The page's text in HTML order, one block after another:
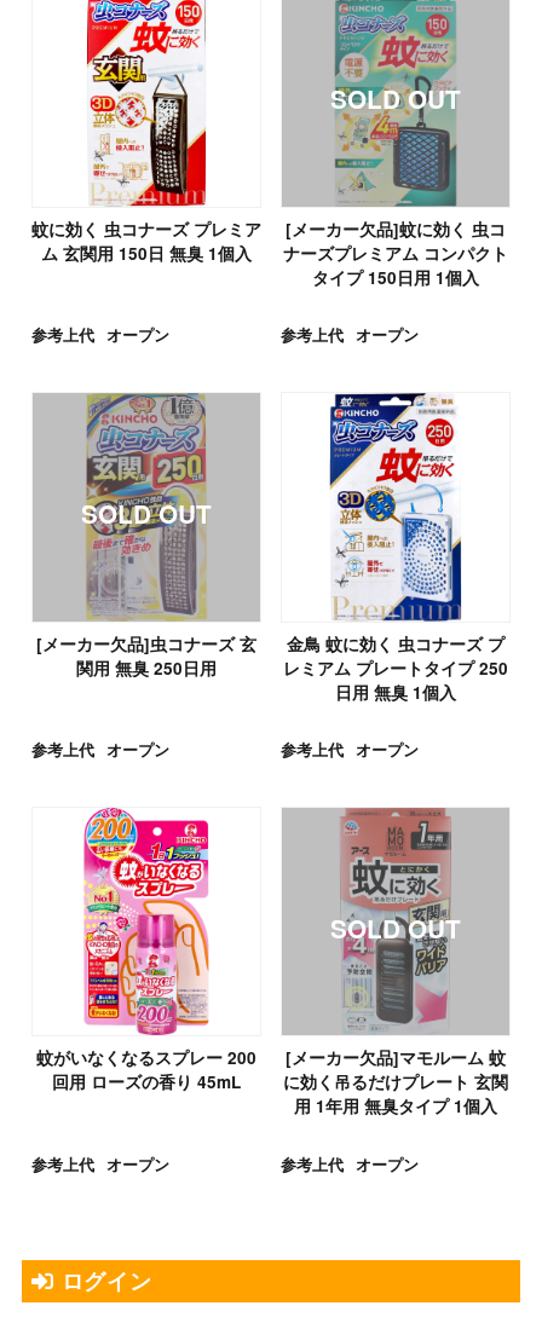
蚊に効く 虫コナーズ プレミア
ム 玄関用 150日 無臭 1個入
参考上代 オープン
[メーカー欠品]蚊に効く 虫コ
ナーズプレミアム コンパクト
タイプ 150日用 1個入
参考上代 オープン
[メーカー欠品]虫コナーズ 玄
関用 無臭 250日用
参考上代 オープン
金鳥 蚊に効く 虫コナーズ プ
レミアム プレートタイプ 250
日用 無臭 1個入
参考上代 オープン
蚊がいなくなるスプレー 200
回用 ローズの香り 45mL
参考上代 オープン
[メーカー欠品]マモルーム 蚊
に効く吊るだけプレート 玄関
用 1年用 無臭タイプ 1個入
参考上代 オープン
ログイン